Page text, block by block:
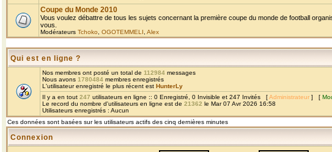
Coupe du Monde 2010
Vous voulez débattre de tous les sujets concernant la première coupe du monde de football
vous.
Modérateurs Tchoko OGOTEMMELI Alex
Qui est en ligne ?
Nos membres ont posté un total de 112984 messages
Nous avons 1780484 membres enregistrés
L'utilisateur enregistré le plus récent est HunterLy
Il y a en tout 247 utilisateurs en ligne :: 0 Enregistré, 0 Invisible et 247 Invités [Administrateur ] [
Le record du nombre d'utilisateurs en ligne est de 21362 le Mar 07 Avr 2026 16:58
Utilisateurs enregistrés : Aucun
Ces données sont basées sur les utilisateurs actifs des cinq dernières minutes
Connexion